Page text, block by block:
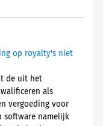
op royalty's niet
de uit het
als
vergoeding voor
software namelijk